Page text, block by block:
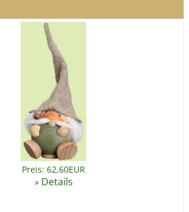
Preis: 62,60EUR
» Details